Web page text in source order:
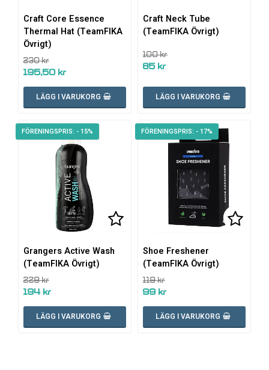
Lägg till i favoritlistan
Craft Core Essence
Thermal Hat (TeamFIKA
Övrigt)
230 kr
195,50 kr
LÄGG I VARUKORG
Craft Neck Tube
(TeamFIKA Övrigt)
100 kr
85 kr
LÄGG I VARUKORG
- 15%
Lägg till i favoritlistan
Grangers Active Wash
(TeamFIKA Övrigt)
229 kr
194 kr
LÄGG I VARUKORG
- 17%
Shoe Freshener
(TeamFIKA Övrigt)
119 kr
99 kr
LÄGG I VARUKORG